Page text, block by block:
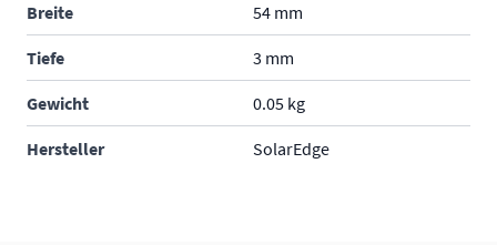
Breite 54 mm
Tiefe 3 mm
Gewicht 0.05 kg
Hersteller SolarEdge